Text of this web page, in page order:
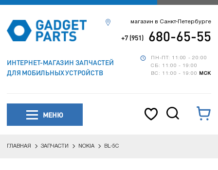
ИНТЕРНЕТ-МАГАЗИН ЗАПЧАСТЕЙ
ДЛЯ МОБИЛЬНЫХ УСТРОЙСТВ
ПН-ПТ: 11:00 - 20:00
СБ: 11:00 - 19:00
ВС: 11:00 - 19:00
МСК
магазин в Санкт-Петербурге
+7 (951) 680-65-55
МЕНЮ
ГЛАВНАЯ ЗАПЧАСТИ NOKIA BL-5C